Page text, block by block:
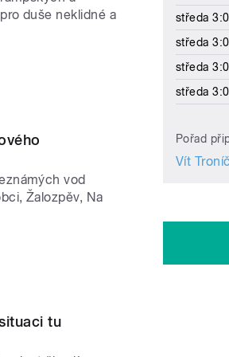
duše neklidné a
vod
Žalozpěv, Na
tu
středa
středa
středa
středa
Pořad
Vít